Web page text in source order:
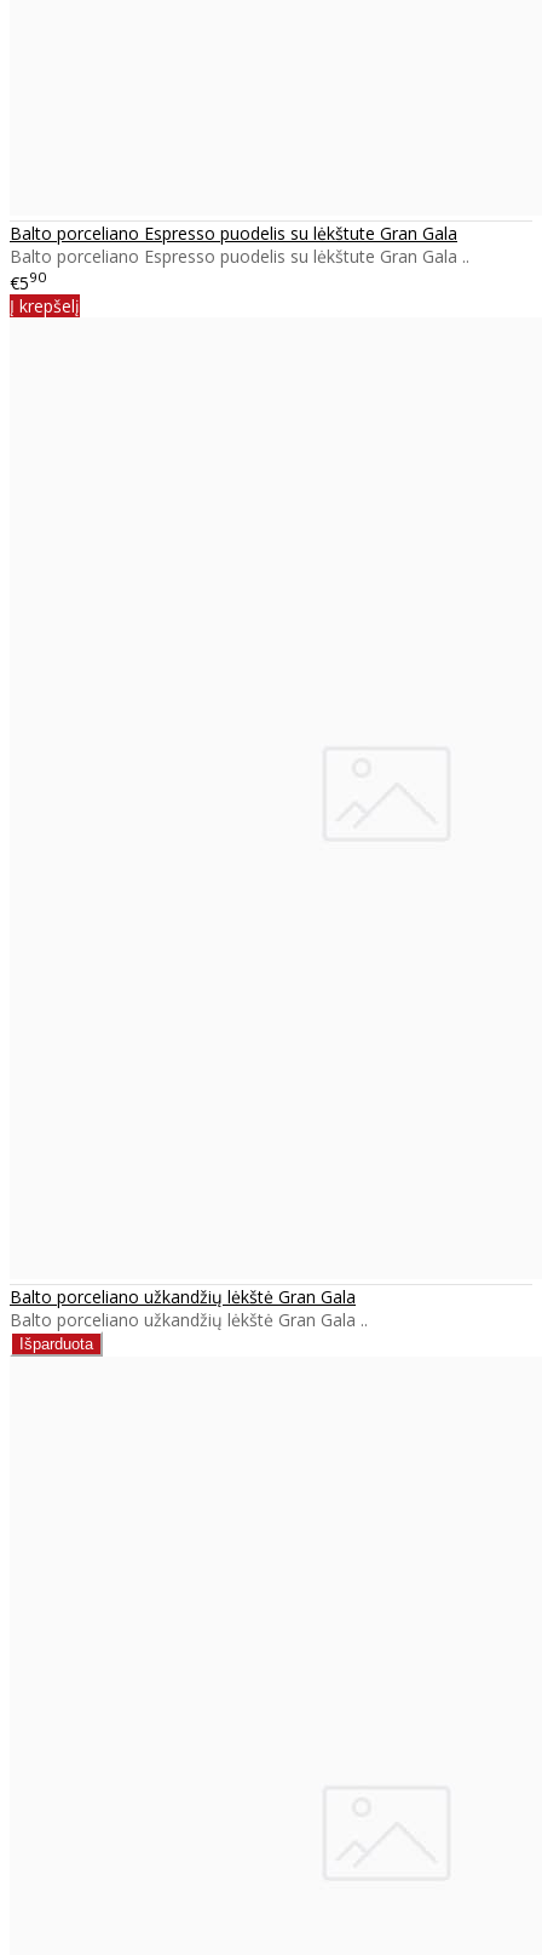
Balto porceliano Espresso puodelis su lėkštute Gran Gala
Balto porceliano Espresso puodelis su lėkštute Gran Gala ..
€590
Į krepšelį
Balto porceliano užkandžių lėkštė Gran Gala
Balto porceliano užkandžių lėkštė Gran Gala ..